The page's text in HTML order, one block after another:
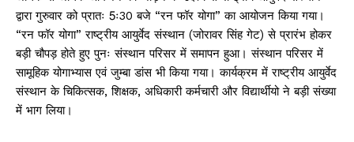
द्वारा गुरुवार को प्रातः 5ः30 बजे “रन फॉर योगा” का आयोजन किया गया।
“रन फॉर योगा” राष्ट्रीय आयुर्वेद संस्थान (जोरावर सिंह गेट) से प्रारंभ होकर
बड़ी चौपड़ होते हुए पुनः संस्थान परिसर में समापन हुआ। संस्थान परिसर में
सामूहिक योगाभ्यास एवं जुम्बा डांस भी किया गया। कार्यक्रम में राष्ट्रीय आयुर्वेद
संस्थान के चिकित्सक, शिक्षक, अधिकारी कर्मचारी और विद्यार्थीयो ने बड़ी संख्या
में भाग लिया।